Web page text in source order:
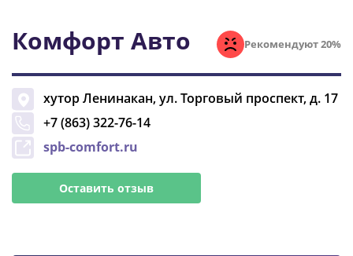
Комфорт Авто Рекомендуют 20%
хутор Ленинакан,ул. Торговый проспект, д. 17
+7 (863) 322-76-14
spb-comfort.ru
Оставить отзыв